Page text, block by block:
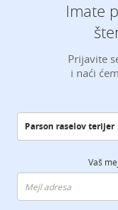
Imate
Prijavite
i naći
Vaš